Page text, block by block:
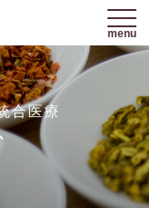
menu
合医療